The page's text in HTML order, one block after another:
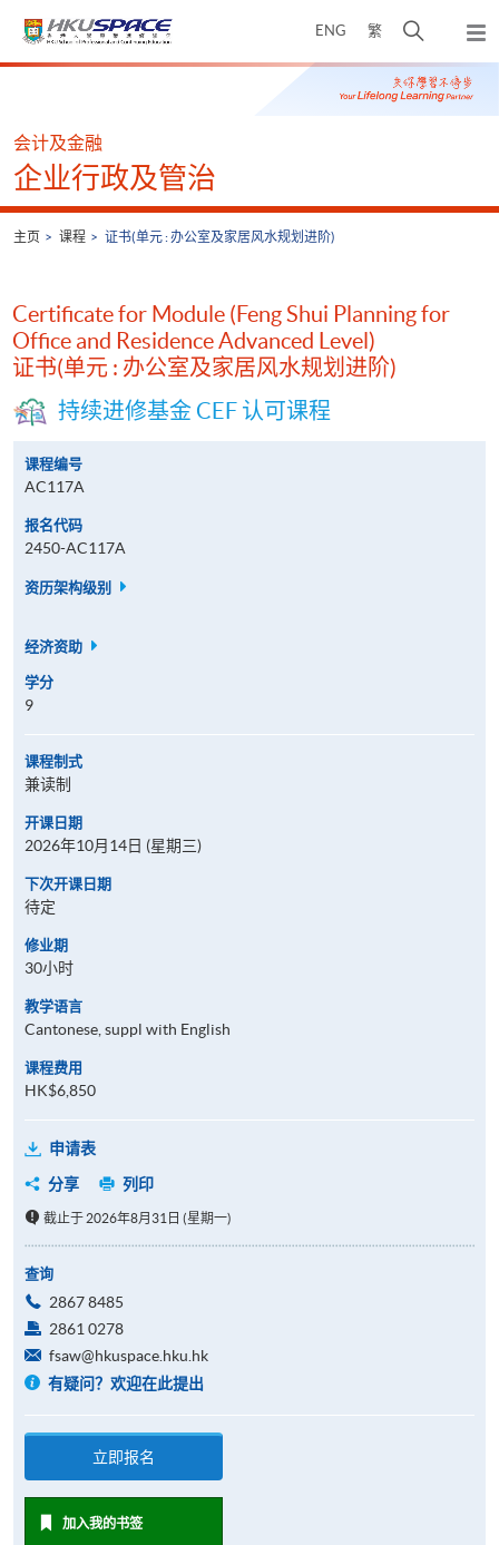
ENG 繁
开
搜
寻
弹
出
主
Main
会计及金融
企业行政及管治
主页 课程 证书(单元 : 办公室及家居风水规划进阶)
Certificate for Module (Feng Shui Planning for
Office and Residence Advanced Level)
证书(单元 : 办公室及家居风水规划进阶)
持续进修基金 CEF 认可课程
课程编号
AC117A
报名代码
2450-AC117A
资历架构级别
经济资助
学分
9
课程制式
兼读制
开课日期
2026年10月14日 (星期三)
下次开课日期
待定
修业期
30小时
教学语言
Cantonese, suppl with English
课程费用
HK$6,850
申请表
分享
列印
截止于 2026年8月31日 (星期一)
查询
2867 8485
2861 0278
fsaw@hkuspace.hku.hk
有疑问？欢迎在此提出
立即报名
加入我的书签